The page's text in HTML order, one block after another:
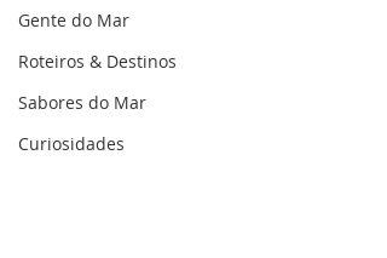
Gente do Mar
Roteiros & Destinos
Sabores do Mar
Curiosidades